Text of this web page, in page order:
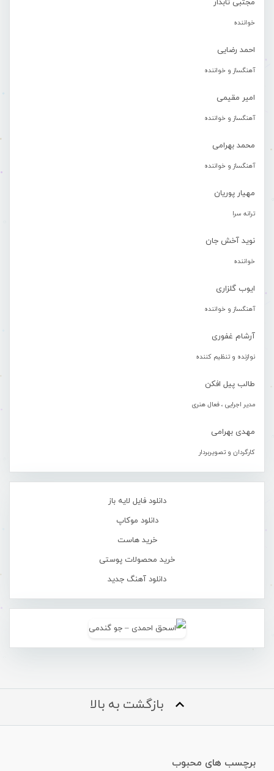
مجتبی تابدار
خواننده
احمد رضایی
آهنگساز و خواننده
امیر مقیمی
آهنگساز و خواننده
محمد بهرامی
آهنگساز و خواننده
مهیار پوریان
ترانه سرا
نوید آخش جان
خواننده
ایوب گلزاری
آهنگساز و خواننده
آرشام غفوری
نوازنده و تنظیم کننده
طالب پیل افکن
مدیر اجرایی ، فعال هنری
مهدی بهرامی
کارگردان و تصویربردار
دانلود فایل لایه باز
دانلود موکاپ
خرید هاست
خرید محصولات پوستی
دانلود آهنگ جدید
بازگشت به بالا
برچسب های محبوب